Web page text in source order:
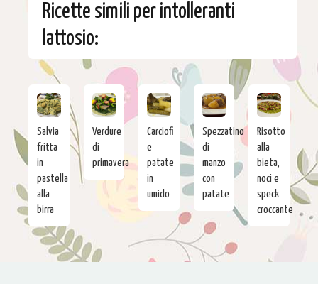
Ricette simili per intolleranti
lattosio:
Salvia
fritta
in
pastella
alla
birra
Verdure
di
primavera
Carciofi
e
patate
in
umido
Spezzatino
di
manzo
con
patate
Risotto
alla
bieta,
noci e
speck
croccante